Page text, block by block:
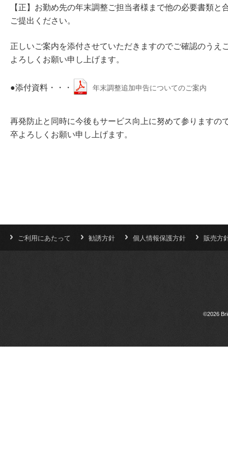
【正】お勤め先の年末調整ご担当者様まで他の必要書類と
ご提出ください。
正しいご案内を添付させていただきますのでご確認のうえ
よろしくお願い申し上げます。
●添付資料・・・ 年末調整追加申告についてのご案内
再発防止と同時に今後もサービス向上に努めて参りますの
卒よろしくお願い申し上げます。
ご利用にあたって 勧誘方針 個人情報保護方針 販売方
©2026